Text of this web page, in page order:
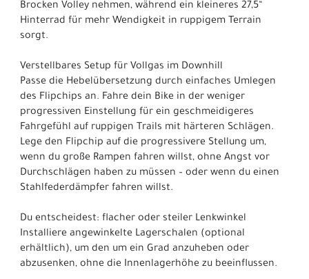
Brocken Volley nehmen, während ein kleineres 27,5“
Hinterrad für mehr Wendigkeit in ruppigem Terrain
sorgt.
Verstellbares Setup für Vollgas im Downhill
Passe die Hebelübersetzung durch einfaches Umlegen
des Flipchips an. Fahre dein Bike in der weniger
progressiven Einstellung für ein geschmeidigeres
Fahrgefühl auf ruppigen Trails mit härteren Schlägen.
Lege den Flipchip auf die progressivere Stellung um,
wenn du große Rampen fahren willst, ohne Angst vor
Durchschlägen haben zu müssen – oder wenn du einen
Stahlfederdämpfer fahren willst.
Du entscheidest: flacher oder steiler Lenkwinkel
Installiere angewinkelte Lagerschalen (optional
erhältlich), um den um ein Grad anzuheben oder
abzusenken, ohne die Innenlagerhöhe zu beeinflussen.